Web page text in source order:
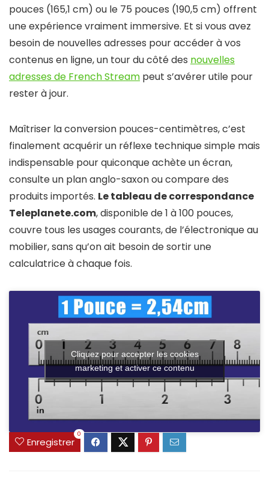
pouces (165,1 cm) ou le 75 pouces (190,5 cm) offrent
une expérience vraiment immersive. Et si vous avez
besoin de nouvelles adresses pour accéder à vos
contenus en ligne, un tour du côté des nouvelles
adresses de French Stream peut s’avérer utile pour
rester à jour.
Maîtriser la conversion pouces-centimètres, c’est
finalement acquérir un réflexe technique simple mais
indispensable pour quiconque achète un écran,
consulte un plan anglo-saxon ou compare des
produits importés. Le tableau de correspondance
Teleplanete.com, disponible de 1 à 100 pouces,
couvre tous les usages courants, de l’électronique au
mobilier, sans qu’on ait besoin de sortir une
calculatrice à chaque fois.
Cliquez pour accepter les cookies
marketing et activer ce contenu
Enregistrer
0